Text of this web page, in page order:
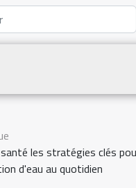
les stratégies clés
d'eau au quotidien